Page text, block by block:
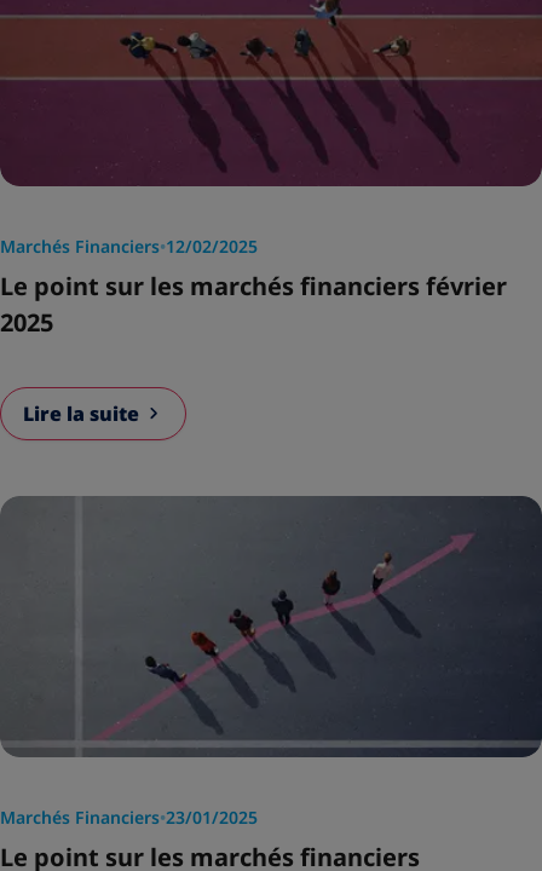
Marchés Financiers•12/02/2025
Le point sur les marchés financiers février
2025
Lire la suite
Marchés Financiers•23/01/2025
Le point sur les marchés financiers